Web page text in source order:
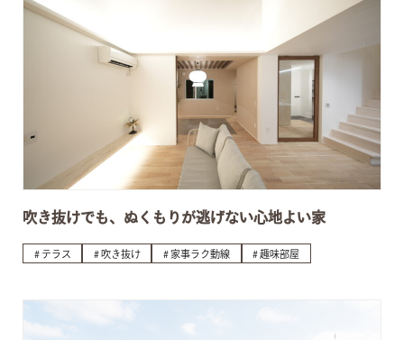
吹き抜けでも、ぬくもりが逃げない心地よい家
テラス 吹き抜け 家事ラク動線 趣味部屋